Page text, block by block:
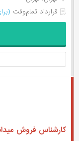
قرارداد تمام‌وقت
کارشناس فروش